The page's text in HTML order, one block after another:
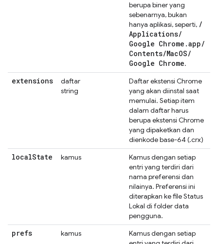
berupa biner yang
sebenarnya, bukan
hanya aplikasi, seperti, /
Applications/
Google Chrome .app/
Contents/MacOS/
Google Chrome.
extensions
daftar
string
Daftar ekstensi Chrome
yang akan diinstal saat
memulai. Setiap item
dalam daftar harus
berupa ekstensi Chrome
yang dipaketkan dan
dienkode base-64 (.crx)
localState kamus
Kamus dengan setiap
entri yang terdiri dari
nama preferensi dan
nilainya. Preferensi ini
diterapkan ke file Status
Lokal di folder data
pengguna.
prefs kamus
Kamus dengan setiap